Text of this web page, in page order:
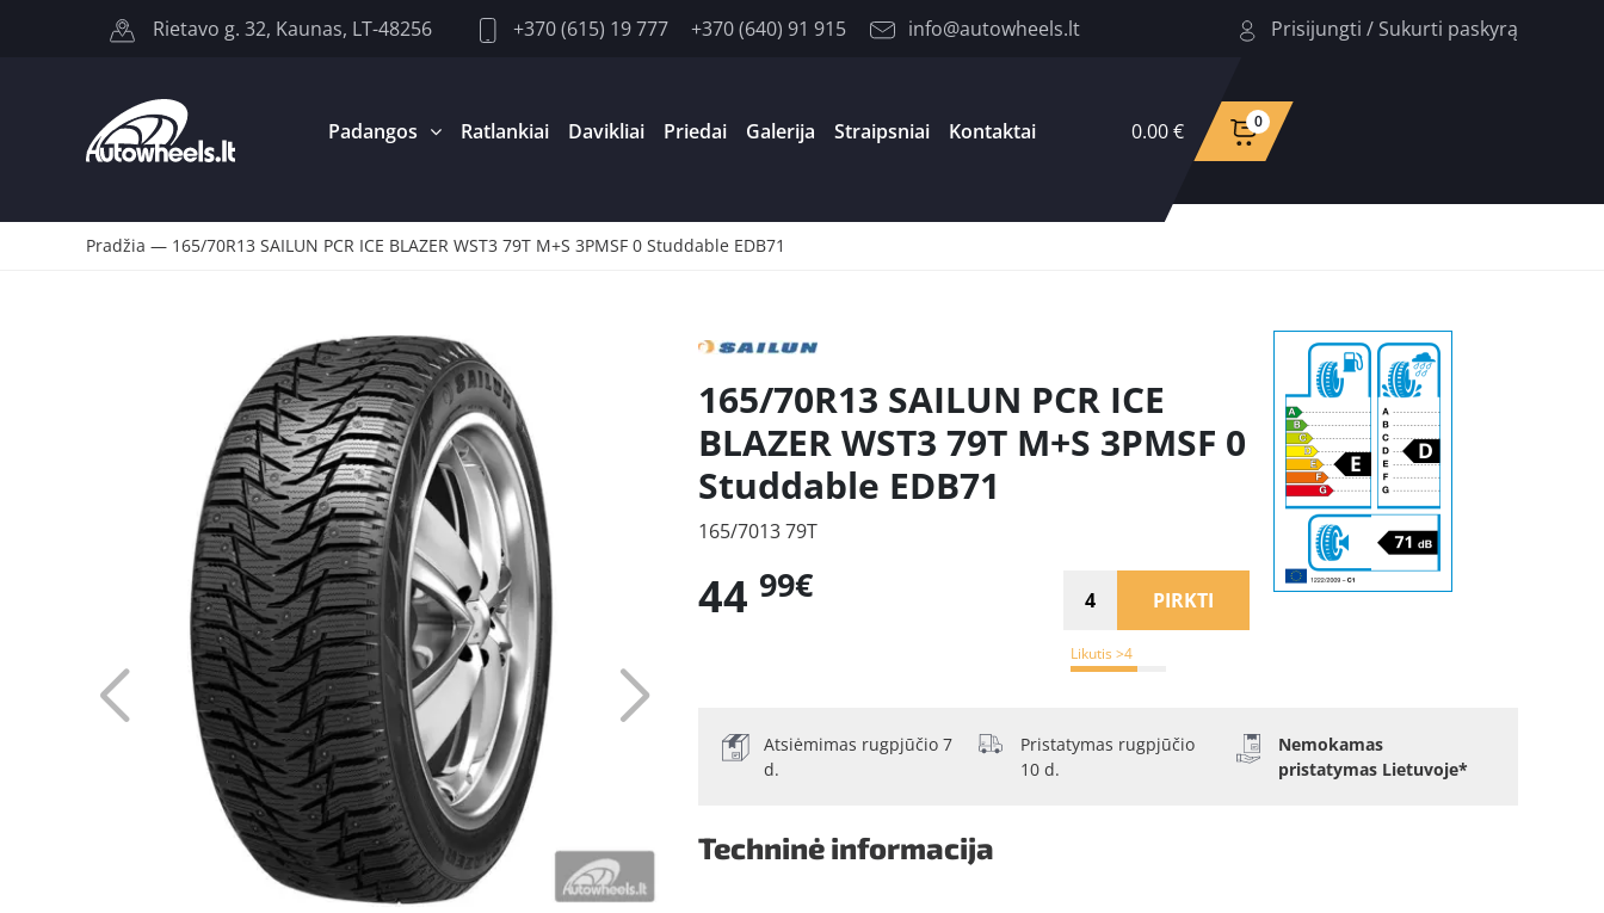
Rietavo g. 32, Kaunas, LT-48256 +370 (615) 19 777 +370 (640) 91 915 info@autowheels.lt Prisijungti / Sukurti paskyrą
Padangos Ratlankiai Davikliai Priedai Galerija Straipsniai Kontaktai 0.00 € 0
Pradžia — 165/70R13 SAILUN PCR ICE BLAZER WST3 79T M+S 3PMSF 0 Studdable EDB71
165/70R13 SAILUN PCR ICE
BLAZER WST3 79T M+S 3PMSF 0
Studdable EDB71
165/7013 79T
Likutis >4
44 99€ PIRKTI
Atsiėmimas rugpjūčio 7
d.
Pristatymas rugpjūčio
10 d.
Nemokamas
pristatymas Lietuvoje*
Techninė informacija